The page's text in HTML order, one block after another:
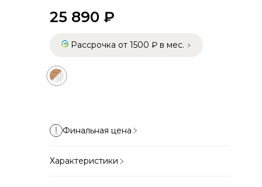
25 890 ₽
Рассрочка от 1500 ₽ в мес.
Финальная цена
Характеристики